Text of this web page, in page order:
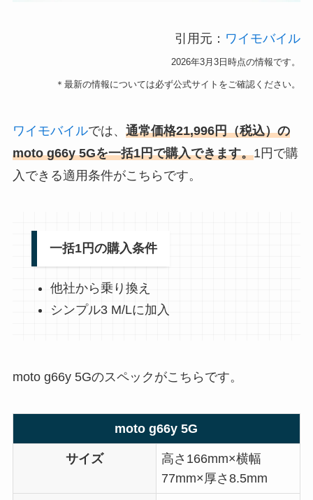
引用元： ワイモバイル
2026年3月3日時点の情報です。
＊最新の情報については必ず公式サイトをご確認ください。
ワイモバイルでは、 通常価格21,996円（税込）の
moto g66y 5Gを一括1円で購入できます。1円で購
入できる適用条件がこちらです。
一括1円の購入条件
他社から乗り換え
シンプル3 M/Lに加入
moto g66y 5Gのスペックがこちらです。
moto g66y 5G
サイズ
高さ166mm×横幅
77mm×厚さ8.5mm